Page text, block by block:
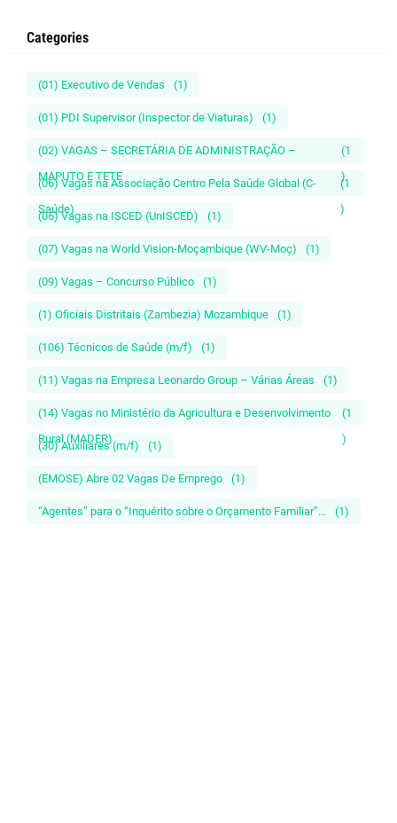
Categories
(01) Executivo de Vendas (1)
(01) PDI Supervisor (Inspector de Viaturas) (1)
(02) VAGAS – SECRETÁRIA DE ADMINISTRAÇÃO –
MAPUTO E TETE
(1
)
(06) Vagas na Associação Centro Pela Saúde Global (C-
Saúde)
(1
)
(06) Vagas na ISCED (UnISCED) (1)
(07) Vagas na World Vision-Moçambique (WV-Moç) (1)
(09) Vagas – Concurso Público (1)
(1) Oficiais Distritais (Zambezia) Mozambique (1)
(106) Técnicos de Saúde (m/f) (1)
(11) Vagas na Empresa Leonardo Group – Várias Áreas (1)
(14) Vagas no Ministério da Agricultura e Desenvolvimento
Rural (MADER)
(1
)
(30) Auxiliares (m/f) (1)
(EMOSE) Abre 02 Vagas De Emprego (1)
“Agentes” para o “Inquérito sobre o Orçamento Familiar”... (1)